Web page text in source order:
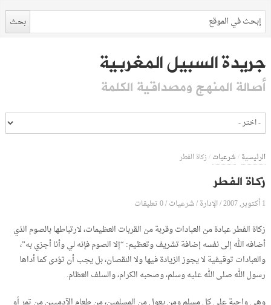
جريدة السبيل المغربية
أصالة المنهج ومصداقية الكلمة
الرئيسية/شرعيات/زكاة الفطر
زكاة الفطر
1 أكتوبر, 2007 /الإدارة/شرعيات/0 تعليقات
زكاة الفطر عبادة من العبادات وقربة من القربات العظيمات، لارتباطها بالصوم الذي
أضافه الله إلى نفسه إضافة تشريف وتعظيم: “إلا الصوم فإنه لي وأنا أجزي به”،
والعبادات توقيفية لا يجوز الزيادة فيها ولا النقصان، بل يجب أن تؤدى كما أداها
رسول الله صلى الله عليه وسلم، وصحبه الكرام، والسلف العظام.